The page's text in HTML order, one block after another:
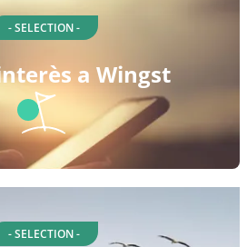
- SELECTION -
a Wingst
- SELECTION -